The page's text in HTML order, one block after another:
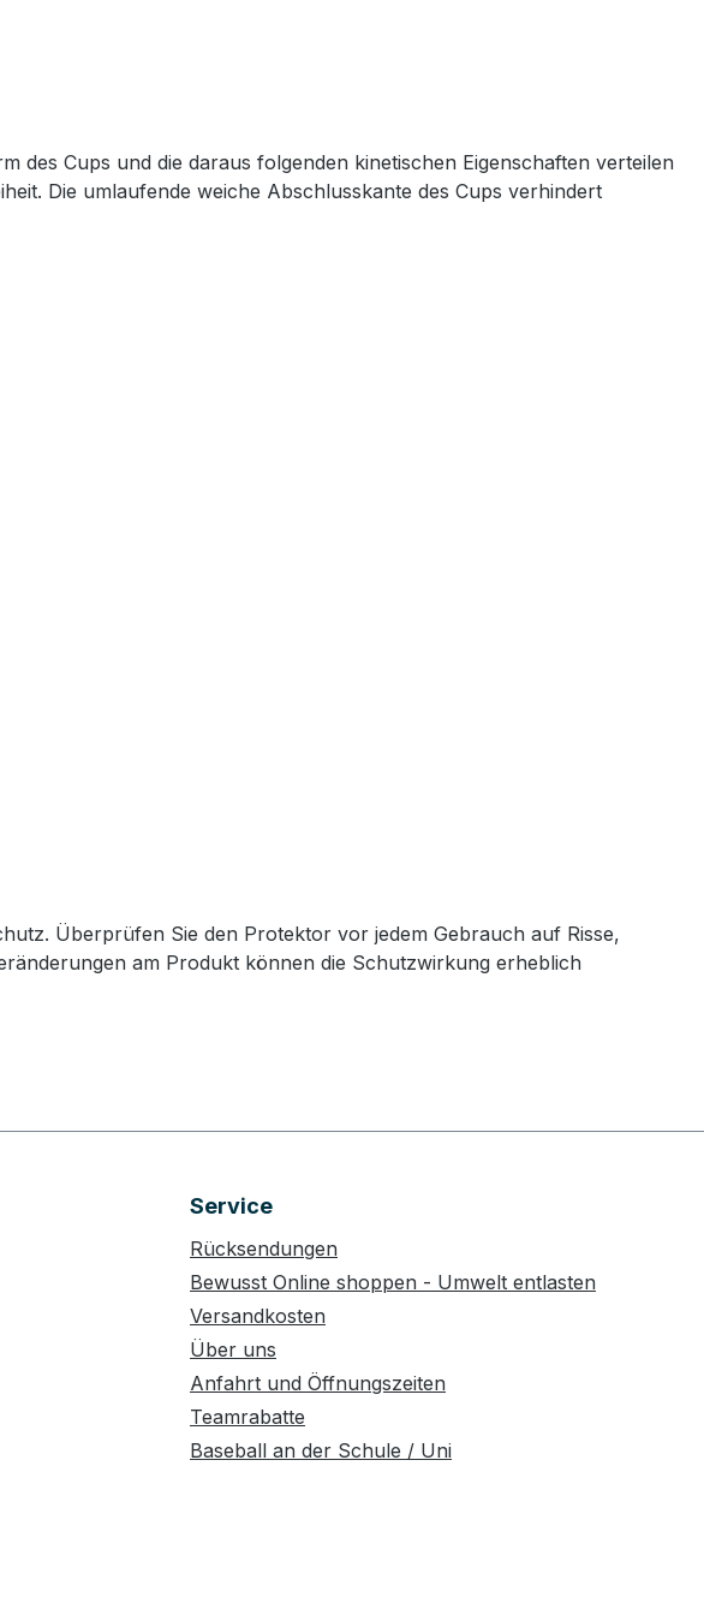
Cups und die daraus folgenden kinetischen Eigenschaften verteilen
Die umlaufende weiche Abschlusskante des Cups verhindert
Überprüfen Sie den Protektor vor jedem Gebrauch auf Risse,
am Produkt können die Schutzwirkung erheblich
Service
Rücksendungen
Bewusst Online shoppen - Umwelt entlasten
Versandkosten
Über uns
Anfahrt und Öffnungszeiten
Teamrabatte
Baseball an der Schule / Uni